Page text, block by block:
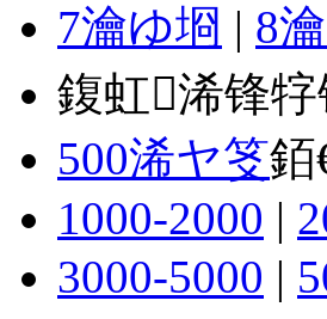
7瀹ゆ埛 | 8
鍑虹浠锋
500浠ヤ笅銆
1000-2000 |
3000-5000 |